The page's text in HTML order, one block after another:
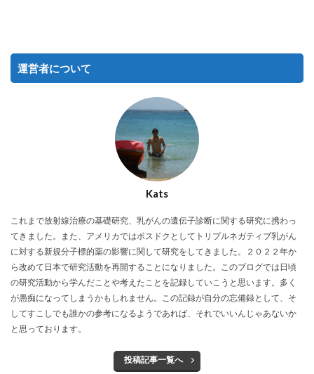
運営者について
Kats
これまで放射線治療の基礎研究、乳がんの遺伝子診断に関する研究に携わっ
てきました。また、アメリカではポスドクとしてトリプルネガティブ乳がん
に対する新規分子標的薬の影響に関して研究をしてきました。２０２２年か
ら改めて日本で研究活動を再開することになりました。このブログでは日頃
の研究活動から学んだことや考えたことを記録していこうと思います。多く
が愚痴になってしまうかもしれません。この記録が自分の忘備録として、そ
してすこしでも誰かの参考になるようであれば、それでいいんじゃあないか
と思っております。
投稿記事一覧へ